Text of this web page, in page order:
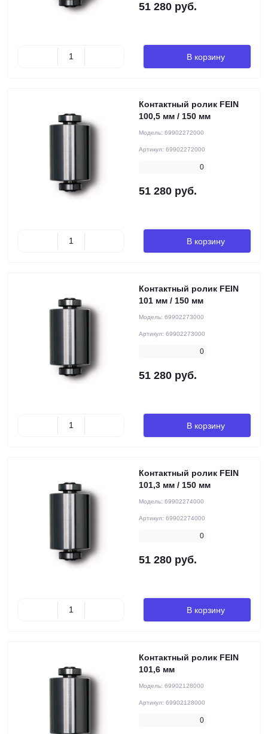
51 280 руб.
В корзину
Контактный ролик FEIN
100,5 мм / 150 мм
Модель: 69902272000
Артикул: 69902272000
0
51 280 руб.
В корзину
Контактный ролик FEIN
101 мм / 150 мм
Модель: 69902273000
Артикул: 69902273000
0
51 280 руб.
В корзину
Контактный ролик FEIN
101,3 мм / 150 мм
Модель: 69902274000
Артикул: 69902274000
0
51 280 руб.
В корзину
Контактный ролик FEIN
101,6 мм
Модель: 69902128000
Артикул: 69902128000
0